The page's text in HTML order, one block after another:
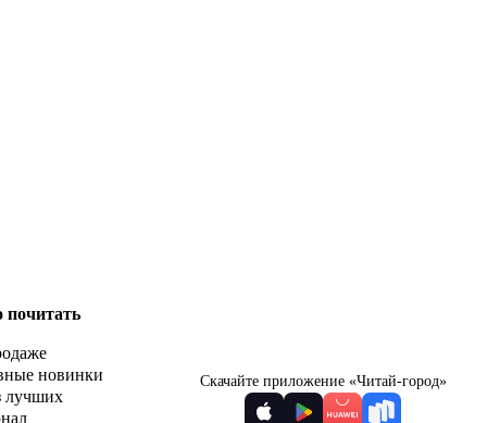
почитать
новинки
лучших
Скачайте приложение «Читай-город»